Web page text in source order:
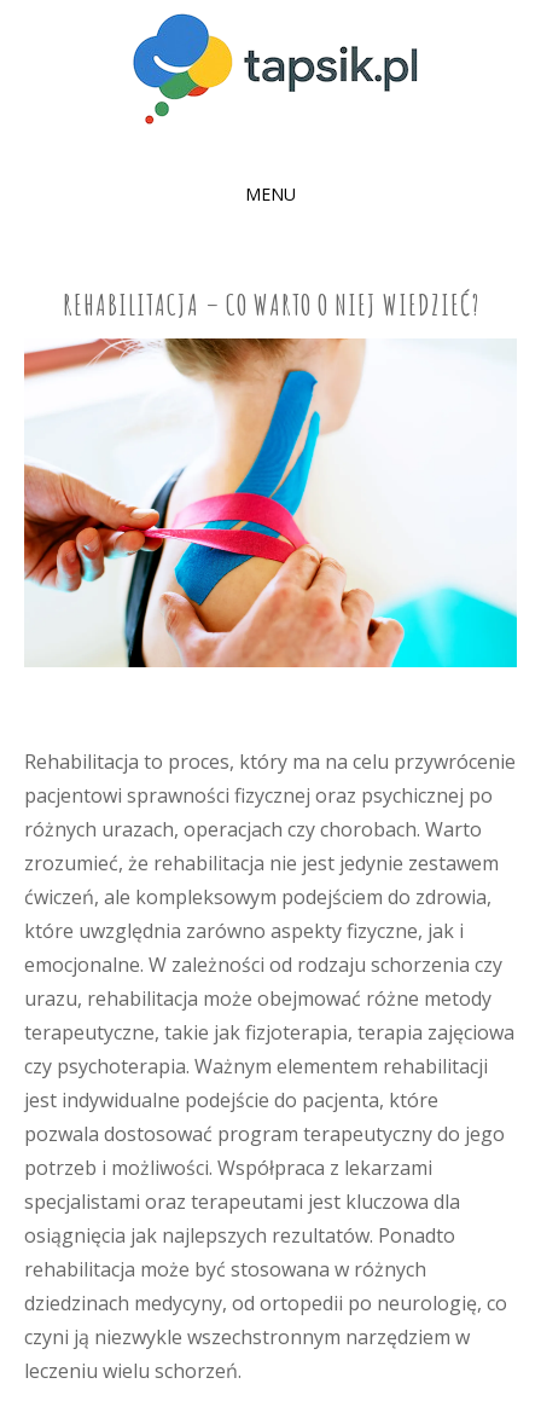
MENU
CONTENT
REHABILITACJA – CO WARTO O NIEJ WIEDZIEĆ?
Rehabilitacja to proces, który ma na celu przywrócenie
pacjentowi sprawności fizycznej oraz psychicznej po
różnych urazach, operacjach czy chorobach. Warto
zrozumieć, że rehabilitacja nie jest jedynie zestawem
ćwiczeń, ale kompleksowym podejściem do zdrowia,
które uwzględnia zarówno aspekty fizyczne, jak i
emocjonalne. W zależności od rodzaju schorzenia czy
urazu, rehabilitacja może obejmować różne metody
terapeutyczne, takie jak fizjoterapia, terapia zajęciowa
czy psychoterapia. Ważnym elementem rehabilitacji
jest indywidualne podejście do pacjenta, które
pozwala dostosować program terapeutyczny do jego
potrzeb i możliwości. Współpraca z lekarzami
specjalistami oraz terapeutami jest kluczowa dla
osiągnięcia jak najlepszych rezultatów. Ponadto
rehabilitacja może być stosowana w różnych
dziedzinach medycyny, od ortopedii po neurologię, co
czyni ją niezwykle wszechstronnym narzędziem w
leczeniu wielu schorzeń.